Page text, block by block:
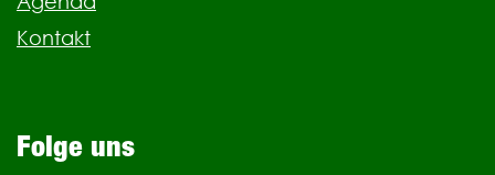
Kontakt
Folge uns